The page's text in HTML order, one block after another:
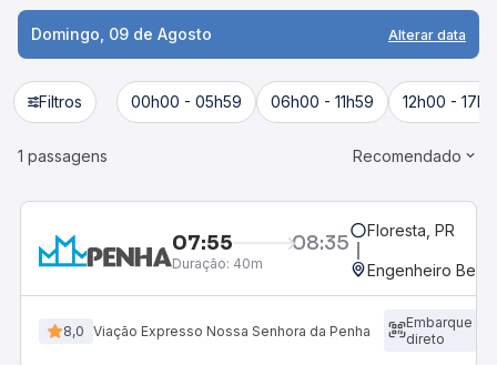
Domingo, 09 de Agosto Alterar data
Filtros 00h00 - 05h59 06h00 - 11h59 12h00 -
1 passagens Recomendado
07:55 08:35
Duração: 40m
Floresta, PR
Engenheiro
8,0 Viação Expresso Nossa Senhora da Penha
Embarque
direto